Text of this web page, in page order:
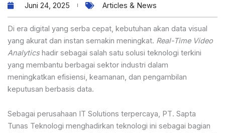
Juni 24, 2025
Articles & News
Di era digital yang serba cepat, kebutuhan akan data visual
yang akurat dan instan semakin meningkat. Real-Time Video
Analyticshadir sebagai salah satu solusi teknologi terkini
yang membantu berbagai sektor industri dalam
meningkatkan efisiensi, keamanan, dan pengambilan
keputusan berbasis data.
Sebagai perusahaan IT Solutions terpercaya, PT. Sapta
Tunas Teknologi menghadirkan teknologi ini sebagai bagian